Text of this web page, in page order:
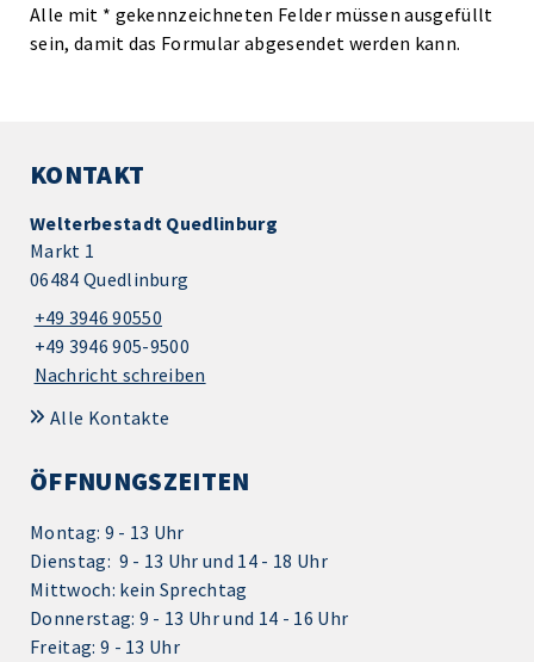
Alle mit * gekennzeichneten Felder müssen ausgefüllt
sein, damit das Formular abgesendet werden kann.
KONTAKT
Welterbestadt Quedlinburg
Markt 1
06484 Quedlinburg
+49 3946 90550
+49 3946 905-9500
Nachricht schreiben
Alle Kontakte
ÖFFNUNGSZEITEN
Montag: 9 - 13 Uhr
Dienstag: 9 - 13 Uhr und 14 - 18 Uhr
Mittwoch: kein Sprechtag
Donnerstag: 9 - 13 Uhr und 14 - 16 Uhr
Freitag: 9 - 13 Uhr